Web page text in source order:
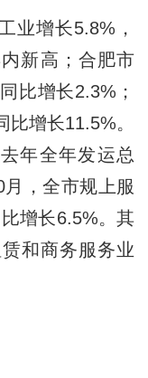
增长5.8%，
新高；合肥市
比增长2.3%；
增长11.5%。
年全年发运总
，全市规上服
增长6.5%。其
和商务服务业